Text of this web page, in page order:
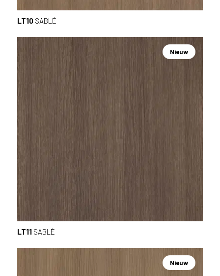
LT10 SABLÉ
Nieuw
LT11 SABLÉ
Nieuw